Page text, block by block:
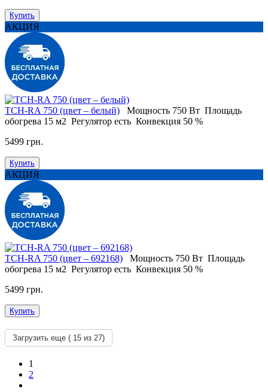
Купить
АКЦИЯ
TCH-RA 750 (цвет – белый) Мощность 750 Вт Площадь
обогрева 15 м2 Регулятор есть Конвекция 50 %
5499 грн.
Купить
АКЦИЯ
TCH-RA 750 (цвет – 692168) Мощность 750 Вт Площадь
обогрева 15 м2 Регулятор есть Конвекция 50 %
5499 грн.
Купить
Загрузить еще ( 15 из 27)
1
2